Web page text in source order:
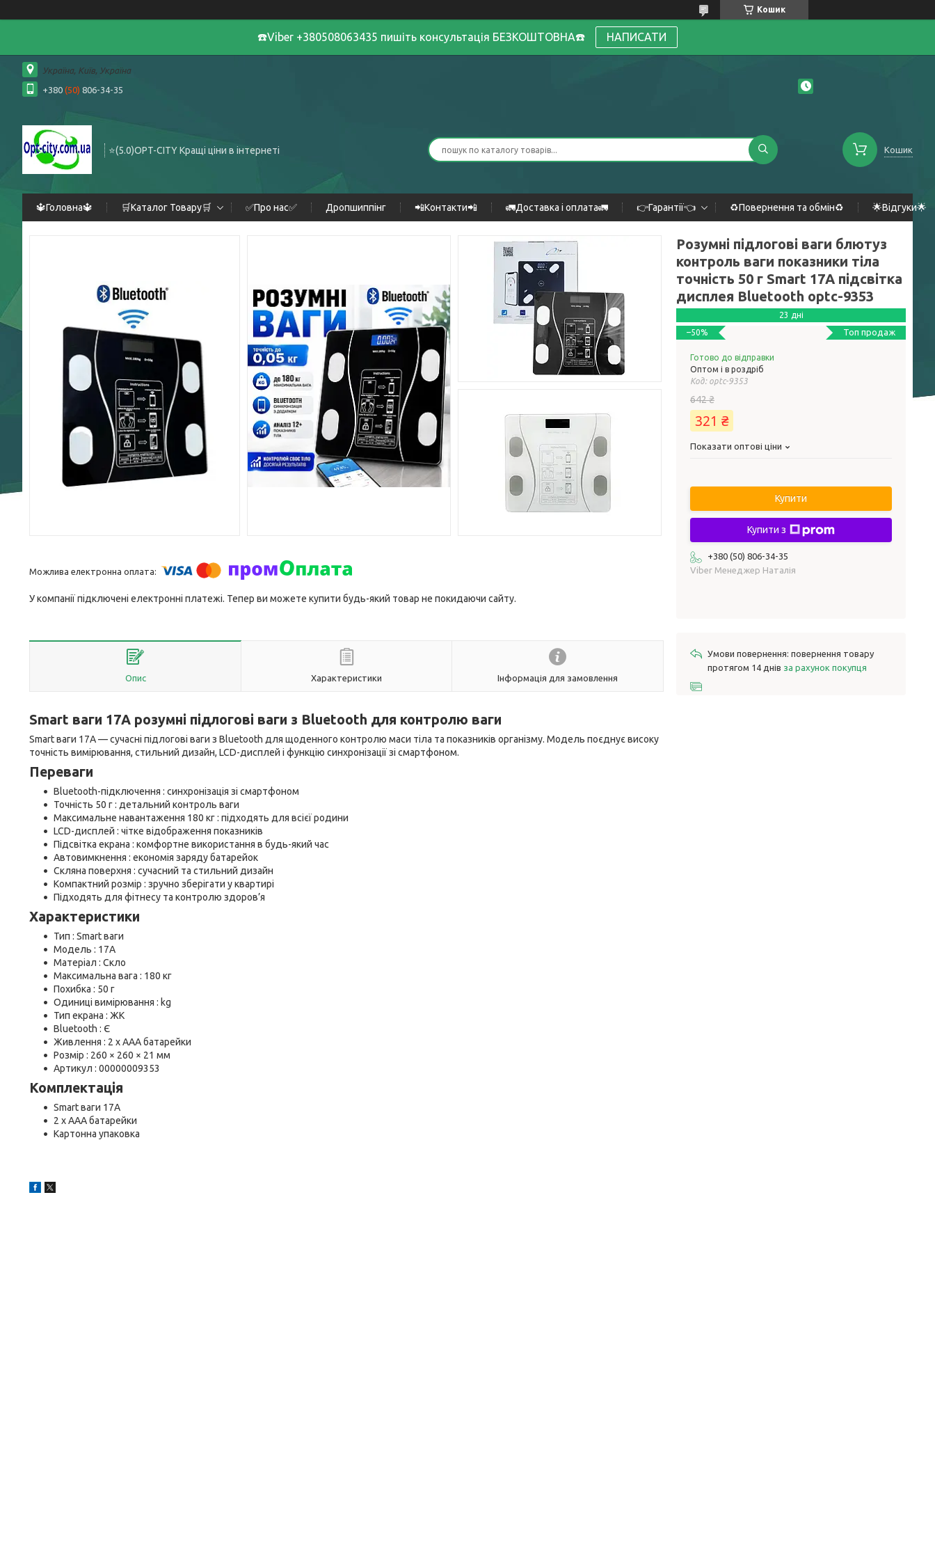
Кошик
☎️Viber +380508063435 пишіть консультація БЕЗКОШТОВНА☎️ НАПИСАТИ
Україна, Київ, Україна
+380 (50) 806-34-35
⭐️(5.0)OPT-CITY Кращі ціни в інтернеті Кошик
🔱Головна🔱 🛒Каталог Товару🛒 ✅Про нас✅ Дропшиппінг 📲Контакти📲 🚛Доставка і оплата🚛 👉Гарантії👈 ♻️Повернення та обмін♻️ 🌟Відгуки🌟
У компанії підключені електронні платежі. Тепер ви можете купити будь-який товар не покидаючи сайту.
Опис Характеристики Інформація для замовлення
Smart ваги 17A розумні підлогові ваги з Bluetooth для контролю ваги
Smart ваги 17A — сучасні підлогові ваги з Bluetooth для щоденного контролю маси тіла та показників організму. Модель поєднує високу
точність вимірювання, стильний дизайн, LCD-дисплей і функцію синхронізації зі смартфоном.
Переваги
Bluetooth-підключення : синхронізація зі смартфоном
Точність 50 г : детальний контроль ваги
Максимальне навантаження 180 кг : підходять для всієї родини
LCD-дисплей : чітке відображення показників
Підсвітка екрана : комфортне використання в будь-який час
Автовимкнення : економія заряду батарейок
Скляна поверхня : сучасний та стильний дизайн
Компактний розмір : зручно зберігати у квартирі
Підходять для фітнесу та контролю здоров’я
Характеристики
Тип : Smart ваги
Модель : 17A
Матеріал : Скло
Максимальна вага : 180 кг
Похибка : 50 г
Одиниці вимірювання : kg
Тип екрана : ЖК
Bluetooth : Є
Живлення : 2 x AAA батарейки
Розмір : 260 × 260 × 21 мм
Артикул : 00000009353
Комплектація
Smart ваги 17A
2 x AAA батарейки
Картонна упаковка
Розумні підлогові ваги блютуз
контроль ваги показники тіла
точність 50 г Smart 17A підсвітка
дисплея Bluetooth optc-9353
Топ продаж
23 дні
–50%
Готово до відправки
Оптом і в роздріб
Код: optc-9353
642 ₴
321 ₴
Показати оптові ціни
Купити
Купити з
+380 (50) 806-34-35
Viber Менеджер Наталія
повернення товару
протягом 14 днів за рахунок покупця